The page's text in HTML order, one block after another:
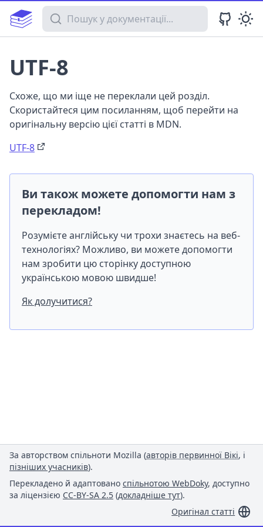
Пошук у документації
UTF-8
Схоже, що ми іще не переклали цей розділ.
Скористайтеся цим посиланням, щоб перейти на
оригінальну версію цієї статті в MDN.
UTF-8
Ви також можете допомогти нам з
перекладом!
Розумієте англійську чи трохи знаєтесь на веб-
технологіях? Можливо, ви можете допомогти
нам зробити цю сторінку доступною
українською мовою швидше!
Як долучитися?
За авторством спільноти Mozilla (авторів первинної Вікі, і
пізніших учасників).
Перекладено й адаптовано спільнотою WebDoky, доступно
за ліцензією CC-BY-SA 2.5 (докладніше тут).
Оригінал статті